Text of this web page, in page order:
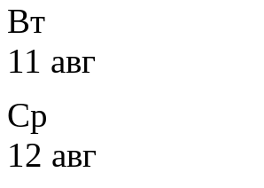
Вт
11 авг
Ср
12 авг